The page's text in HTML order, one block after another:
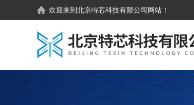
欢迎来到北京特芯科技有限公司 网站！